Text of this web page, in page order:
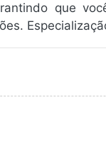
que